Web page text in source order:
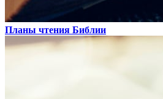
Планы чтения Библии